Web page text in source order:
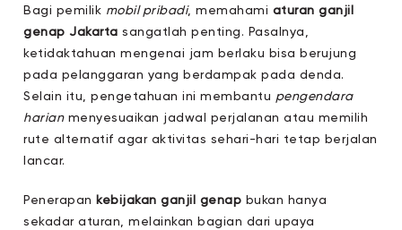
Bagi pemilik mobil pribadi, memahami aturan ganjil
genap Jakarta sangatlah penting. Pasalnya,
ketidaktahuan mengenai jam berlaku bisa berujung
pada pelanggaran yang berdampak pada denda.
Selain itu, pengetahuan ini membantu pengendara
harianmenyesuaikan jadwal perjalanan atau memilih
rute alternatif agar aktivitas sehari-hari tetap berjalan
lancar.
Penerapan kebijakan ganjil genap bukan hanya
sekadar aturan, melainkan bagian dari upaya